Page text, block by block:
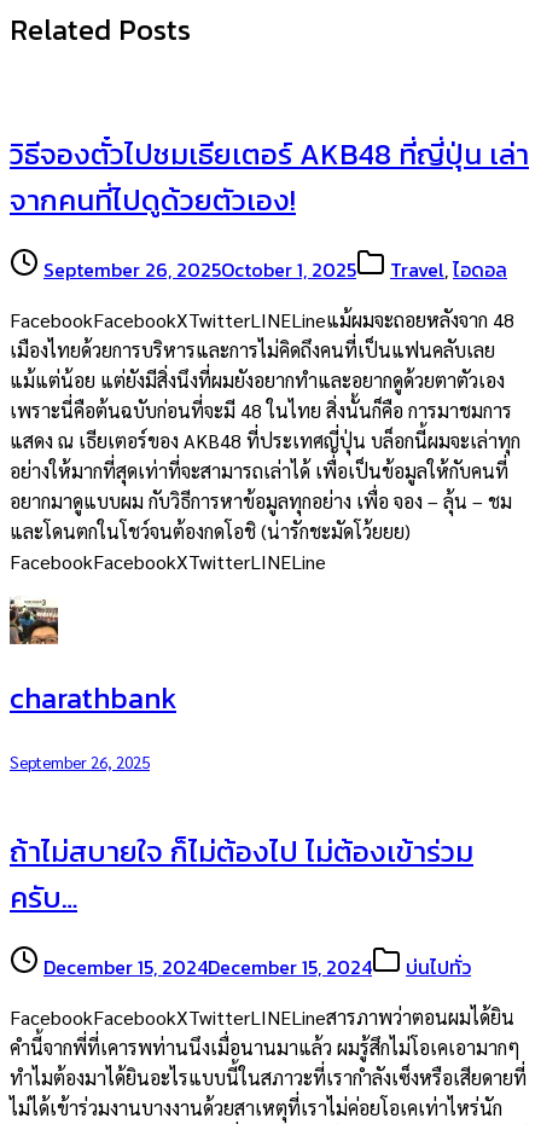
Related Posts
วิธีจองตั๋วไปชมเธียเตอร์ AKB48 ที่ญี่ปุ่น เล่า
จากคนที่ไปดูด้วยตัวเอง!
September 26, 2025October 1, 2025 Travel,ไอดอล
FacebookFacebookXTwitterLINELineแม้ผมจะถอยหลังจาก 48
เมืองไทยด้วยการบริหารและการไม่คิดถึงคนที่เป็นแฟนคลับเลย
แม้แต่น้อย แต่ยังมีสิ่งนึงที่ผมยังอยากทำและอยากดูด้วยตาตัวเอง
เพราะนี่คือต้นฉบับก่อนที่จะมี 48 ในไทย สิ่งนั้นก็คือ การมาชมการ
แสดง ณ เธียเตอร์ของ AKB48 ที่ประเทศญี่ปุ่น บล็อกนี้ผมจะเล่าทุก
อย่างให้มากที่สุดเท่าที่จะสามารถเล่าได้ เพื่อเป็นข้อมูลให้กับคนที่
อยากมาดูแบบผม กับวิธีการหาข้อมูลทุกอย่าง เพื่อ จอง – ลุ้น – ชม
และโดนตกในโชว์จนต้องกดโอชิ (น่ารักชะมัดโว้ยยย)
FacebookFacebookXTwitterLINELine
charathbank
September 26, 2025
ถ้าไม่สบายใจ ก็ไม่ต้องไป ไม่ต้องเข้าร่วม
ครับ…
December 15, 2024December 15, 2024 บ่นไปทั่ว
FacebookFacebookXTwitterLINELineสารภาพว่าตอนผมได้ยิน
คำนี้จากพี่ที่เคารพท่านนึงเมื่อนานมาแล้ว ผมรู้สึกไม่โอเคเอามากๆ
ทำไมต้องมาได้ยินอะไรแบบนี้ในสภาวะที่เรากำลังเซ็งหรือเสียดายที่
ไม่ได้เข้าร่วมงานบางงานด้วยสาเหตุที่เราไม่ค่อยโอเคเท่าไหร่นัก